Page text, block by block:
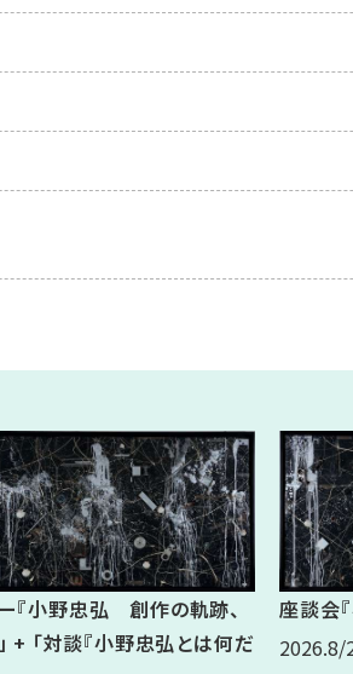
『小野忠弘 創作の軌跡、
+ 「対談『小野忠弘とは何だ
座談会
2026.8/